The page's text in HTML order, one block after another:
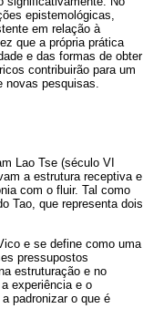
epistemológicas,
em relação à
que a própria prática
e das formas de obter
contribuirão para um
pesquisas.
Lao Tse (século VI
a estrutura receptiva e
com o fluir. Tal como
Tao, que representa dois
e se define como uma
pressupostos
estruturação e no
experiência e o
padronizar o que é